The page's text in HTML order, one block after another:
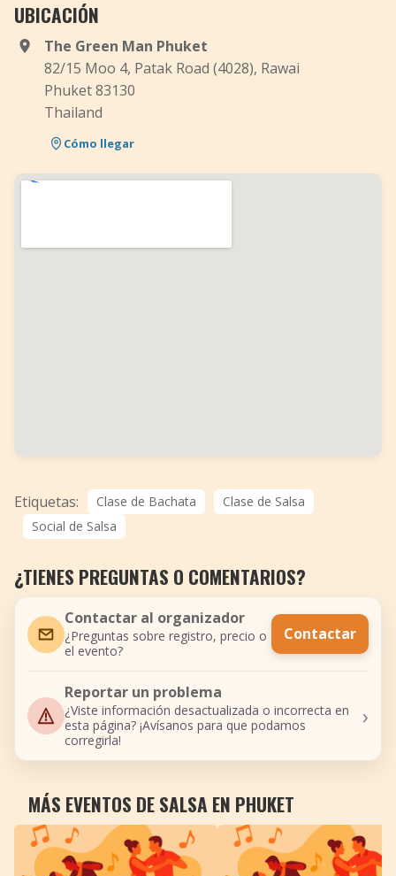
UBICACIÓN
The Green Man Phuket
82/15 Moo 4, Patak Road (4028), Rawai
Phuket 83130
Thailand
Cómo llegar
Etiquetas: Clase de Bachata
Clase de Salsa
Social de Salsa
¿TIENES PREGUNTAS O COMENTARIOS?
Contactar al organizador
¿Preguntas sobre registro, precio o
el evento?
Contactar
Reportar un problema
¿Viste información desactualizada o incorrecta en
esta página? ¡Avísanos para que podamos
corregirla!
›
MÁS EVENTOS DE SALSA EN PHUKET